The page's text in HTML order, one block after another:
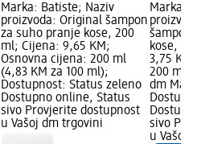
Marka: Batiste; Naziv
proizvoda: Original šampon
za suho pranje kose, 200
ml; Cijena: 9,65 KM;
Osnovna cijena: 200 ml
(4,83 KM za 100 ml);
Dostupnost: Status zeleno
Dostupno online, Status
sivo Provjerite dostupnost
u Vašoj dm trgovini
Marka:
šampon
kose,
3,75
200 ml
dm
sivo
u Vašoj